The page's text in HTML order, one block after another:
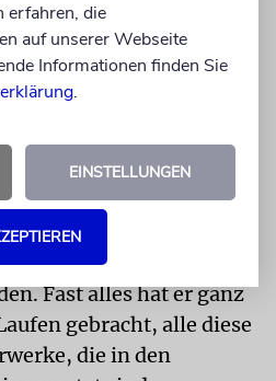
nicht mehr gehen. Sie
Familienbesitz
sie das
Der Zustand
der Hausmeister
kommt gegen den
Unermüdlich werkelt er
es ist zu seiner
Fast alles hat er ganz
gebracht, alle diese
die in den
erfahren, die
auf unserer Webseite
Informationen finden Sie
.
EINSTELLUNGEN